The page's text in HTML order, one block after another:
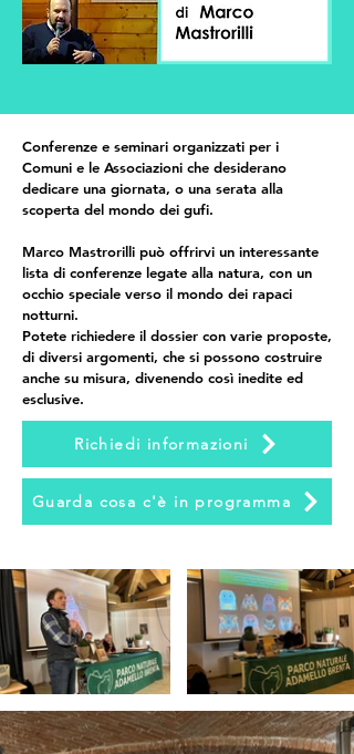
Conferenze e seminari organizzati per i
Comuni e le Associazioni che desiderano
dedicare una giornata, o una serata alla
scoperta del mondo dei gufi.
Marco Mastrorilli può offrirvi un interessante
lista di conferenze legate alla natura, con un
occhio speciale verso il mondo dei rapaci
notturni.
Potete richiedere il dossier con varie proposte,
di diversi argomenti, che si possono costruire
anche su misura, divenendo così inedite ed
esclusive.
Richiedi informazioni
Guarda cosa c'è in programma